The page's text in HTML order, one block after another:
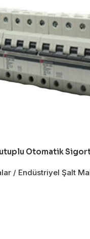
Otomatik
/ Endüstriyel Şalt